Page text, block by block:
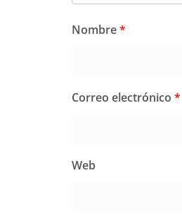
Nombre*
Correo electrónico *
Web